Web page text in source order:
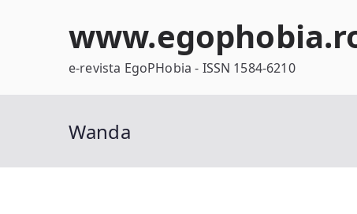
e-revista EgoPHobia - ISSN 1584-6210
Wanda